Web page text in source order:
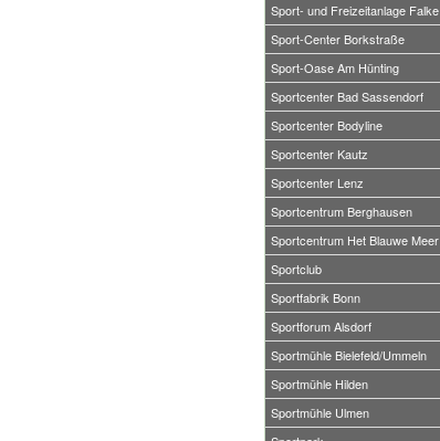
Sport- und Freizeitanlage Falke
Sport-Center Borkstraße
Sport-Oase Am Hünting
Sportcenter Bad Sassendorf
Sportcenter Bodyline
Sportcenter Kautz
Sportcenter Lenz
Sportcentrum Berghausen
Sportcentrum Het Blauwe Meer
Sportclub
Sportfabrik Bonn
Sportforum Alsdorf
Sportmühle Bielefeld/Ummeln
Sportmühle Hilden
Sportmühle Ulmen